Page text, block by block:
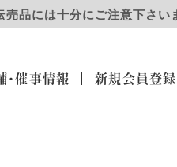
品には十分にご注意下さい
・催事情報 新規会員登録